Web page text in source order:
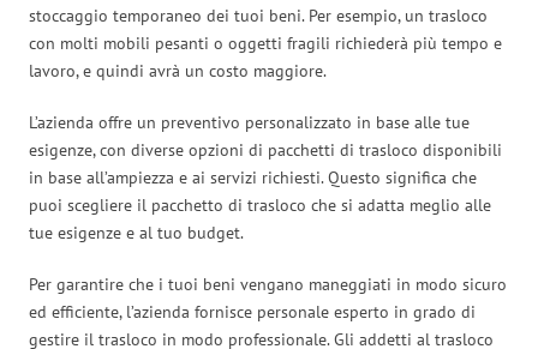
stoccaggio temporaneo dei tuoi beni. Per esempio, un trasloco
con molti mobili pesanti o oggetti fragili richiederà più tempo e
lavoro, e quindi avrà un costo maggiore.
L’azienda offre un preventivo personalizzato in base alle tue
esigenze, con diverse opzioni di pacchetti di trasloco disponibili
in base all’ampiezza e ai servizi richiesti. Questo significa che
puoi scegliere il pacchetto di trasloco che si adatta meglio alle
tue esigenze e al tuo budget.
Per garantire che i tuoi beni vengano maneggiati in modo sicuro
ed efficiente, l’azienda fornisce personale esperto in grado di
gestire il trasloco in modo professionale. Gli addetti al trasloco